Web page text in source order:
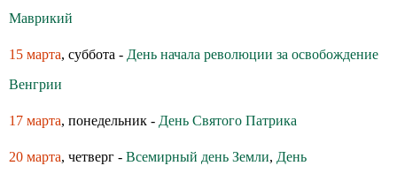
Маврикий
15 марта, суббота - День начала революции за освобождение
Венгрии
17 марта, понедельник - День Святого Патрика
20 марта, четверг - Всемирный день Земли, День